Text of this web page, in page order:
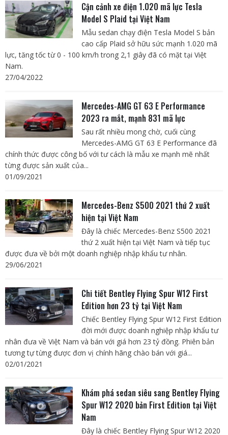
Cận cảnh xe điện 1.020 mã lực Tesla
Model S Plaid tại Việt Nam
Mẫu sedan chạy điện Tesla Model S bản
cao cấp Plaid sở hữu sức mạnh 1.020 mã
lực, tăng tốc từ 0 - 100 km/h trong 2,1 giây đã có mặt tại Việt
Nam.
27/04/2022
Mercedes-AMG GT 63 E Performance
2023 ra mắt, mạnh 831 mã lực
Sau rất nhiều mong chờ, cuối cùng
Mercedes-AMG GT 63 E Performance đã
chính thức được công bố với tư cách là mẫu xe mạnh mẽ nhất
từng được sản xuất của...
01/09/2021
Mercedes-Benz S500 2021 thứ 2 xuất
hiện tại Việt Nam
Đây là chiếc Mercedes-Benz S500 2021
thứ 2 xuất hiện tại Việt Nam và tiếp tục
được đưa về bởi một doanh nghiệp nhập khẩu tư nhân.
29/06/2021
Chi tiết Bentley Flying Spur W12 First
Edition hơn 23 tỷ tại Việt Nam
Chiếc Bentley Flying Spur W12 First Edition
đời mới được doanh nghiệp nhập khẩu tư
nhân đưa về Việt Nam và bán với giá hơn 23 tỷ đồng. Phiên bản
tương tự từng được đơn vị chính hãng chào bán với giá...
02/01/2021
Khám phá sedan siêu sang Bentley Flying
Spur W12 2020 bản First Edition tại Việt
Nam
Đây là chiếc Bentley Flying Spur W12 2020